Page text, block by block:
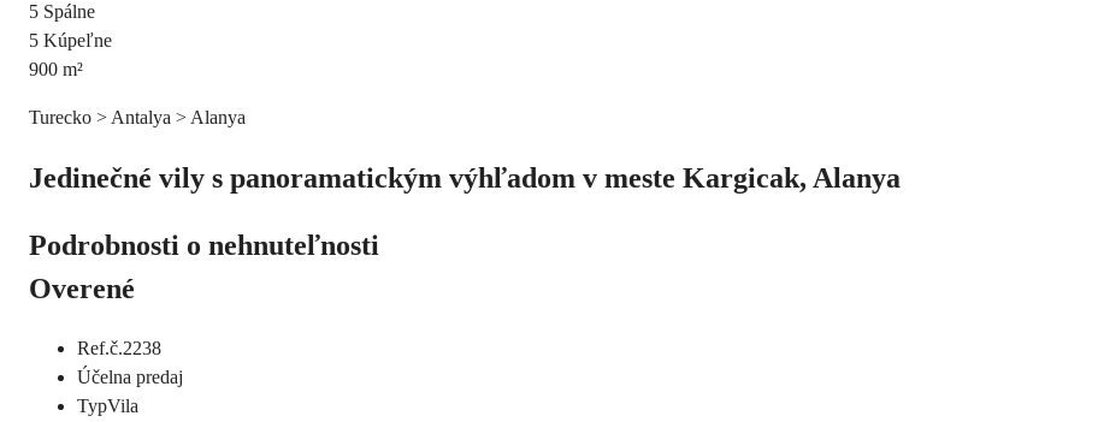
5 Spálne
5 Kúpeľne
900 m²
Turecko > Antalya > Alanya
Jedinečné vily s panoramatickým výhľadom v meste Kargicak, Alanya
Podrobnosti o nehnuteľnosti
Overené
Ref.č.2238
Účelna predaj
TypVila